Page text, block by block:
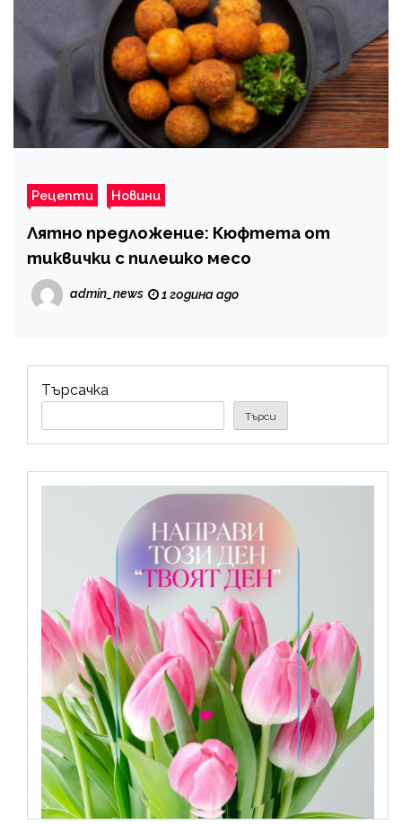
Рецепти Новини
Лятно предложение: Кюфтета от
тиквички с пилешко месо
admin_news 1 година ago
Търсачка
Търси